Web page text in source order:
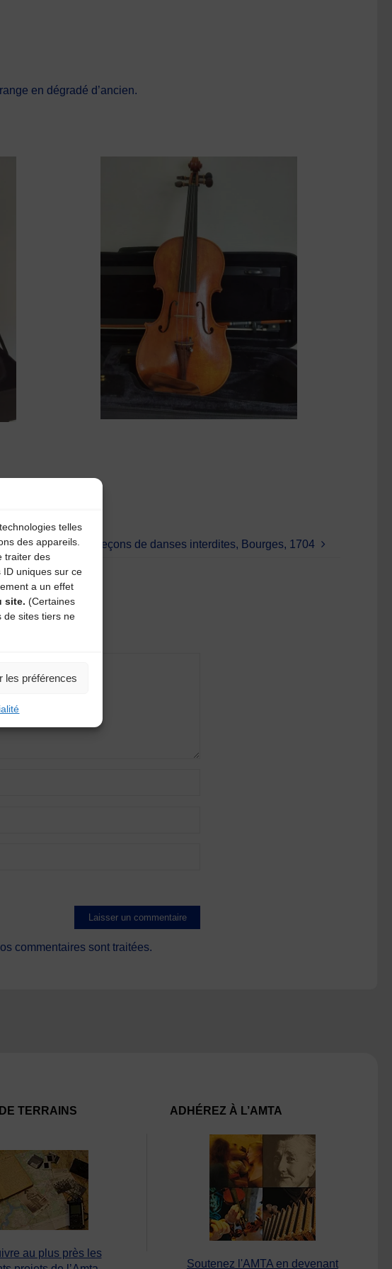
telles
des appareils.
traiter des
uniques sur ce
a un effet
site. (Certaines
de sites tiers ne
les préférences
en dégradé d’ancien.
PDM40 – Leçons de danses interdites, Bourges, 1704
commentaires sont traitées.
TERRAINS
au plus près les
ADHÉREZ À L’AMTA
Soutenez l'AMTA en devenant